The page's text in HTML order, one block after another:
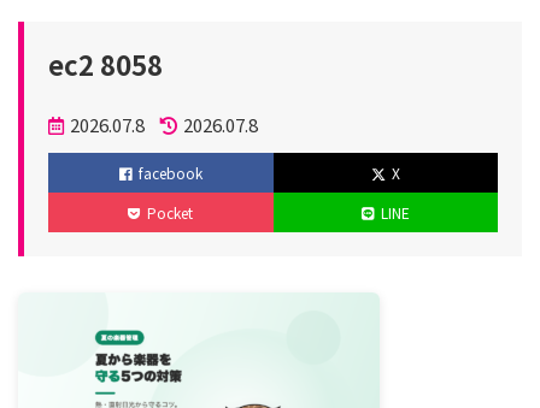
ec2 8058
投
稿
日
2026.07.8
更
新
2026.07.8
facebook
X
Pocket
LINE